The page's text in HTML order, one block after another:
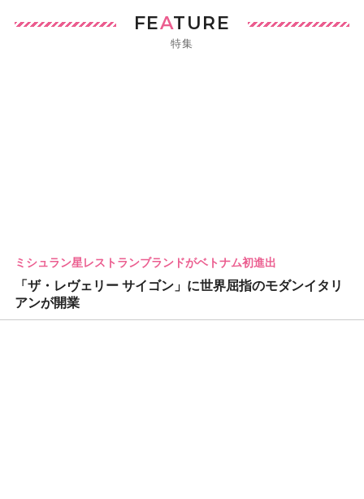
FEATURE
特集
ミシュラン星レストランブランドがベトナム初進出
「ザ・レヴェリー サイゴン」に世界屈指のモダンイタリ
アンが開業